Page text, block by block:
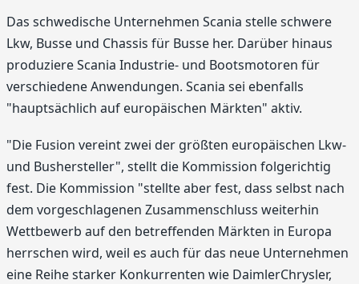
Das schwedische Unternehmen Scania stelle schwere
Lkw, Busse und Chassis für Busse her. Darüber hinaus
produziere Scania Industrie- und Bootsmotoren für
verschiedene Anwendungen. Scania sei ebenfalls
"hauptsächlich auf europäischen Märkten" aktiv.
"Die Fusion vereint zwei der größten europäischen Lkw-
und Bushersteller", stellt die Kommission folgerichtig
fest. Die Kommission "stellte aber fest, dass selbst nach
dem vorgeschlagenen Zusammenschluss weiterhin
Wettbewerb auf den betreffenden Märkten in Europa
herrschen wird, weil es auch für das neue Unternehmen
eine Reihe starker Konkurrenten wie DaimlerChrysler,